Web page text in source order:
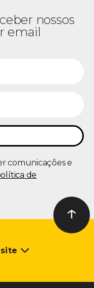
nossos
email
comunicações e
de
Ir ao
↑